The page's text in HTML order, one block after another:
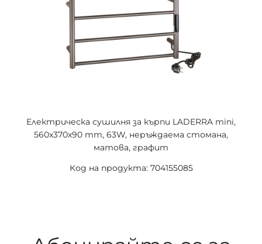
Електрическа сушилня за кърпи LADERRA mini,
560x370x90 mm, 63W, неръждаема стомана,
матова, графит
Код на продукта: 704155085